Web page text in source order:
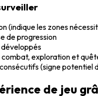
(indique les zones
de progression
exploration et
(signe potentiel
de jeu